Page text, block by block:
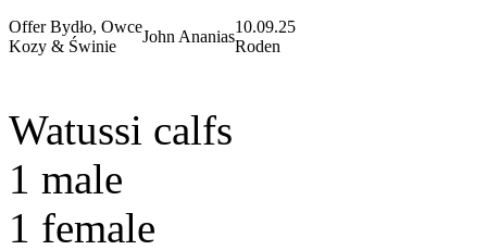
Offer Bydło, Owce
Kozy & Świnie
John Ananias
10.09.25
Roden
Watussi calfs
1 male
1 female